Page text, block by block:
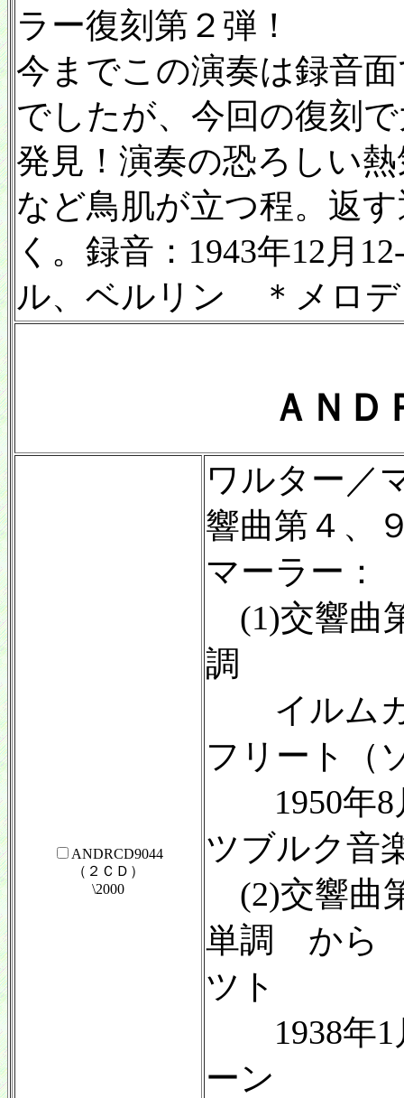
ラー復刻第２弾！
今までこの演奏は録音
でしたが、今回の復刻
発見！演奏の恐ろしい
など鳥肌が立つ程。返
く。録音：1943年12月
ル、ベルリン ＊メロ
ＡＮＤ
ANDRCD9044
（２ＣＤ）
\2000
ワルター／
響曲第４、
マーラー：
(1)交響曲
調
イルムガ
フリート（
1950年8
ツブルク音
(2)交響曲
単調 から
ツト
1938年1
ーン